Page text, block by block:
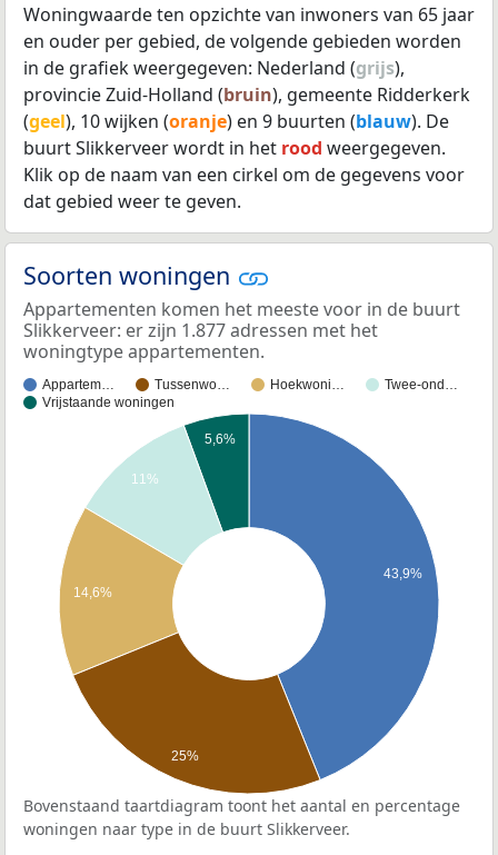
Woningwaarde ten opzichte van inwoners van 65 jaar
en ouder per gebied, de volgende gebieden worden
in de grafiek weergegeven: Nederland (grijs),
provincie Zuid-Holland (bruin), gemeente Ridderkerk
(geel), 10 wijken (oranje) en 9 buurten (blauw). De
buurt Slikkerveer wordt in het rood weergegeven.
Klik op de naam van een cirkel om de gegevens voor
dat gebied weer te geven.
Soorten woningen
Appartementen komen het meeste voor in de buurt
Slikkerveer: er zijn 1.877 adressen met het
woningtype appartementen.
Appartem… Tussenwo… Hoekwoni…
Twee-ond…
Vrijstaande woningen
43,9%
5,6%
11%
14,6%
25%
Bovenstaand taartdiagram toont het aantal en percentage
woningen naar type in de buurt Slikkerveer.